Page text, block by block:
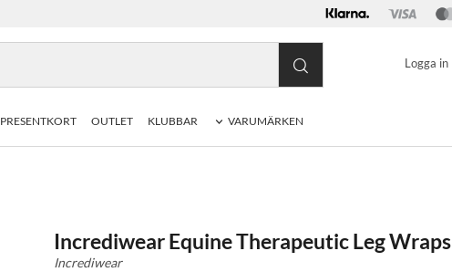
Logga in
PRESENTKORT OUTLET KLUBBAR VARUMÄRKEN
Incrediwear Equine Therapeutic Leg Wraps
Incrediwear